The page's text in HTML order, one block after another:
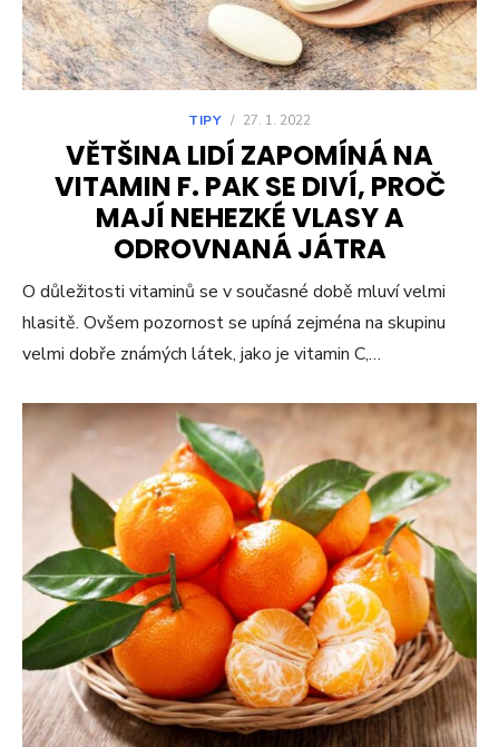
TIPY / 27. 1. 2022
VĚTŠINA LIDÍ ZAPOMÍNÁ NA
VITAMIN F. PAK SE DIVÍ, PROČ
MAJÍ NEHEZKÉ VLASY A
ODROVNANÁ JÁTRA
O důležitosti vitaminů se v současné době mluví velmi
hlasitě. Ovšem pozornost se upíná zejména na skupinu
velmi dobře známých látek, jako je vitamin C,…